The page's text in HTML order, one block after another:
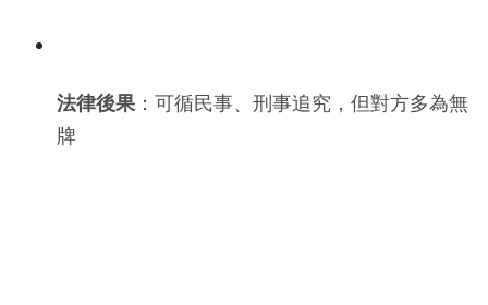
法律後果：可循民事、刑事追究，但對方多為無
牌